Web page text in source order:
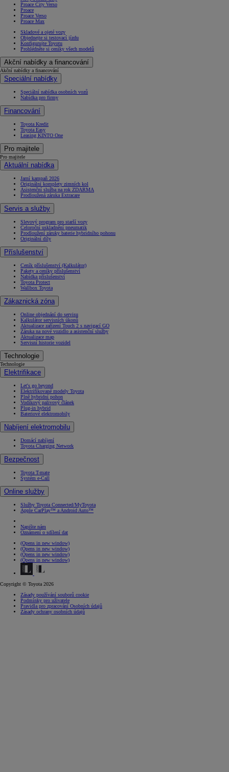
Proace City Verso
Proace
Proace Verso
Proace Max
Skladové a ojeté vozy
Objednejte si testovací jízdu
Konfigurujte Toyotu
Prohlédněte si ceníky všech modelů
Akční nabídky a financování
Akční nabídky a financování
Speciální nabídky
Speciální nabídka osobních vozů
Nabídka pro firmy
Financování
Toyota Kredit
Toyota Easy
Leasing KINTO One
Pro majitele
Pro majitele
Aktuální nabídka
Jarní kampaň 2026
Originální komplety zimních kol
Asistenční služba na rok ZDARMA
Prodloužená záruka Extracare
Servis a služby
Slevový program pro starší vozy
Celoroční uskladnění pneumatik
Prodloužení záruky baterie hybridního pohonu
Originální díly
Příslušenství
Ceník příslušenství (Kalkulátor)
Pakety a ceníky příslušenství
Nabídka příslušenství
Toyota Protect
Wallbox Toyota
Zákaznická zóna
Online objednání do servisu
Kalkulátor servisních úkonů
Aktualizace zařízení Touch 2 s navigací GO
Záruka na nové vozidlo a asistenční služby
Aktualizace map
Servisní historie vozidel
Technologie
Technologie
Elektrifikace
Let's go beyond
Elektrifikované modely Toyota
Plně hybridní pohon
Vodíkový palivový článek
Plug-in hybrid
Bateriové elektromobily
Nabíjení elektromobilu
Domácí nabíjení
Toyota Charging Network
Bezpečnost
Toyota T-mate
Systém e-Call
Online služby
Služby Toyota Connected/MyToyota
Apple CarPlay™ a Android Auto™
Napište nám
Oznámení o sdílení dat
(Opens in new window)
(Opens in new window)
(Opens in new window)
(Opens in new window)
Copyright © Toyota 2026
Zásady používání souborů cookie
Podmínky pro uživatele
Pravidla pro zpracování Osobních údajů
Zásady ochrany osobních údajů